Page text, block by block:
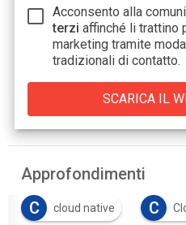
Acconsento alla
terzi affinché li trattino
marketing tramite
tradizionali di contatto.
Approfondimenti
C
cloud native C